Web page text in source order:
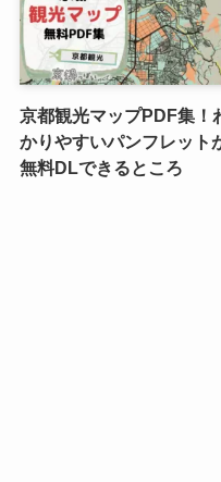
京都観光マップPDF集！
かりやすいパンフレット
無料DLできるところ